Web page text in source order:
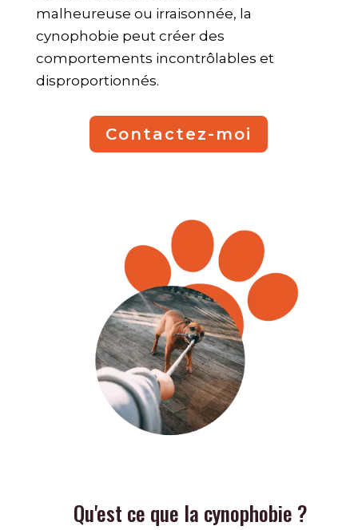
malheureuse ou irraisonnée, la
cynophobie peut créer des
comportements incontrôlables et
disproportionnés.
Contactez-moi
Qu'est ce que la cynophobie ?